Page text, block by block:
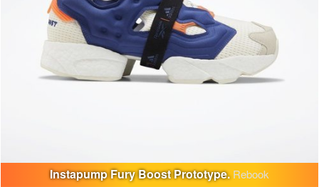
Instapump Fury Boost Prototype.Rebook